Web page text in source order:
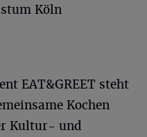
Köln
EAT&GREET steht
Kochen
Kultur- und